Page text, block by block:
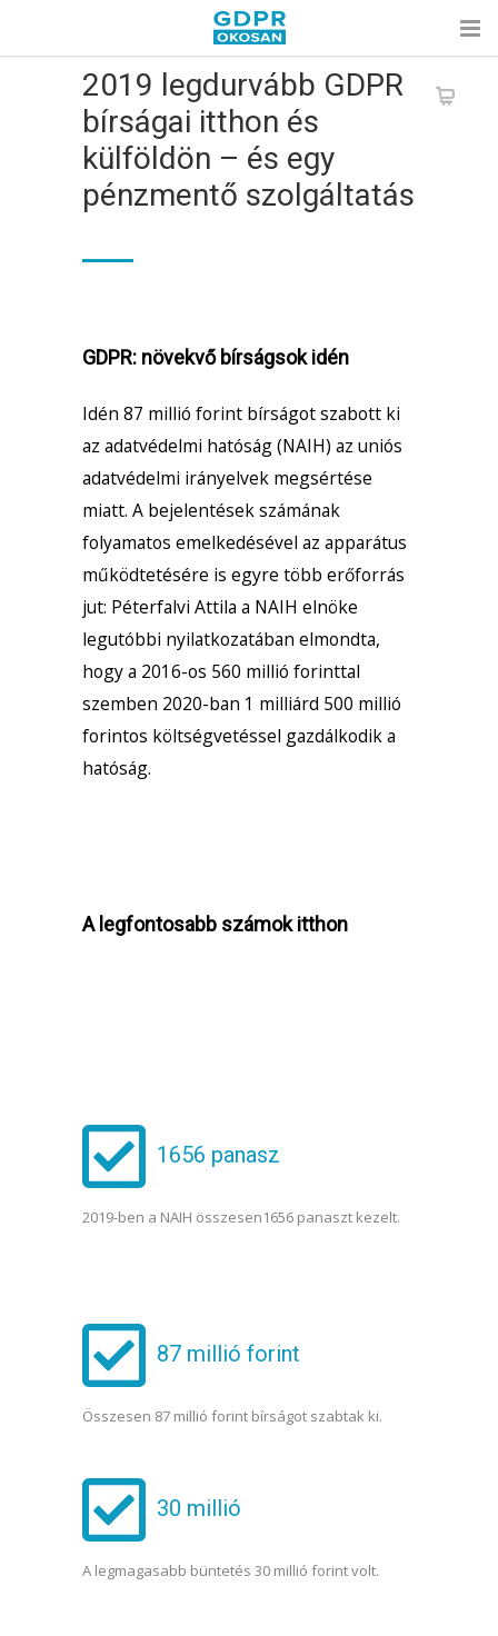
2019 legdurvább GDPR
bírságai itthon és
külföldön – és egy
pénzmentő szolgáltatás
GDPR: növekvő bírságsok idén
Idén 87 millió forint bírságot szabott ki
az adatvédelmi hatóság (NAIH) az uniós
adatvédelmi irányelvek megsértése
miatt. A bejelentések számának
folyamatos emelkedésével az apparátus
működtetésére is egyre több erőforrás
jut: Péterfalvi Attila a NAIH elnöke
legutóbbi nyilatkozatában elmondta,
hogy a 2016-os 560 millió forinttal
szemben 2020-ban 1 milliárd 500 millió
forintos költségvetéssel gazdálkodik a
hatóság.
A legfontosabb számok itthon
1656 panasz
2019-ben a NAIH összesen1656 panaszt kezelt.
87 millió forint
Összesen 87 millió forint bírságot szabtak ki.
30 millió
A legmagasabb büntetés 30 millió forint volt.